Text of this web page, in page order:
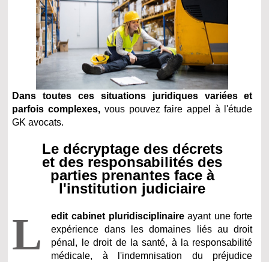
Dans toutes ces situations juridiques variées et
parfois complexes, vous pouvez faire appel à l'étude
GK avocats.
Le décryptage des décrets
et des responsabilités des
parties prenantes face à
l'institution judiciaire
L edit cabinet pluridisciplinaireayant une forte
expérience dans les domaines liés au droit
pénal, le droit de la santé, à la responsabilité
médicale, à l'indemnisation du préjudice